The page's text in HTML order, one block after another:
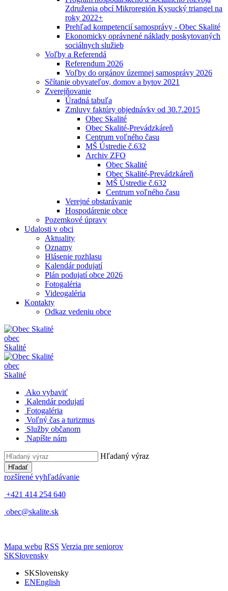
Združenia obcí Mikroregión Kysucký triangel na
roky 2022+
Prehľad kompetencií samosprávy - Obec Skalité
Ekonomicky oprávnené náklady poskytovaných
sociálnych služieb
Voľby a Referendá
Referendum 2026
Voľby do orgánov územnej samosprávy 2026
Sčítanie obyvateľov, domov a bytov 2021
Zverejňovanie
Úradná tabuľa
Zmluvy faktúry objednávky od 30.7.2015
Obec Skalité
Obec Skalité-Prevádzkáreň
Centrum voľného času
MŠ Ústredie č.632
Archiv ZFO
Obec Skalité
Obec Skalité-Prevádzkáreň
MŠ Ústredie č.632
Centrum voľného času
Verejné obstarávanie
Hospodárenie obce
Pozemkové úpravy
Udalosti v obci
Aktuality
Oznamy
Hlásenie rozhlasu
Kalendár podujatí
Plán podujatí obce 2026
Fotogaléria
Videogaléria
Kontakty
Odkaz vedeniu obce
obec
Skalité
obec
Skalité
Ako vybaviť
Kalendár podujatí
Fotogaléria
Voľný čas a turizmus
Služby občanom
Napíšte nám
Hľadaný výraz
Hľadať
rozšírené vyhľadávanie
+421 414 254 640
obec@skalite.sk
Mapa webu RSS Verzia pre seniorov
SKSlovensky
SKSlovensky
ENEnglish